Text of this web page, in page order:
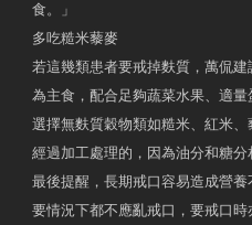
食。」
多吃糙米藜麥
若這幾類患者要戒掉麩質，萬侃
為主食，配合足夠蔬菜水果、適
選擇無麩質穀物類如糙米、紅米
經過加工處理的，因為油分和糖
最後提醒，長期戒口容易造成營
要情況下都不應亂戒口，要戒口